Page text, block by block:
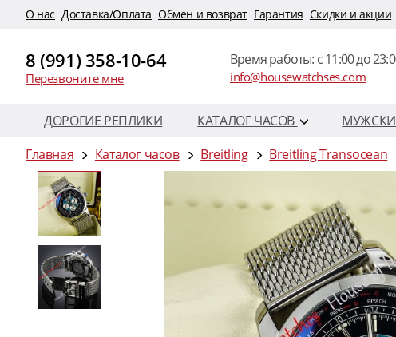
O нас Доставка/Оплата Обмен и возврат Гарантия Скидки и акции
8 (991) 358-10-64
Перезвоните мне
Время работы: c 11:00 до
info@housewatchses.com
ДОРОГИЕ РЕПЛИКИ КАТАЛОГ ЧАСОВ
Главная
Каталог часов Breitling Breitling Transocean